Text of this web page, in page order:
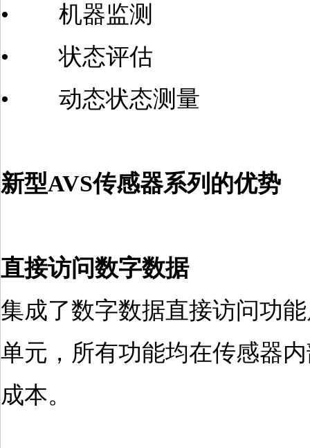
• 机器监测
• 状态评估
• 动态状态测量
新型AVS传感器系列的优势
直接访问数字数据
集成了数字数据直接访问功
单元，所有功能均在传感器
成本。